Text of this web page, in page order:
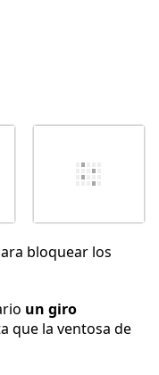
bloquear los
un giro
que la ventosa de